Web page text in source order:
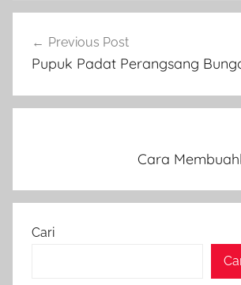
pos
Previous Post
Pupuk Padat Perangsang
Cara
Cari